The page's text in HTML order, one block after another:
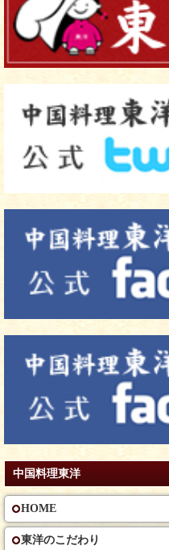
中国料理東洋
HOME
東洋のこだわり